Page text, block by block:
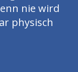
nie wird
physisch